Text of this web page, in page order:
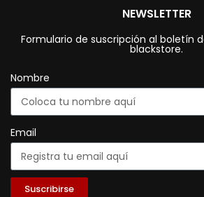
NEWSLETTER
Formulario de suscripción al boletín
blackstore.
Nombre
Email
Suscribirse